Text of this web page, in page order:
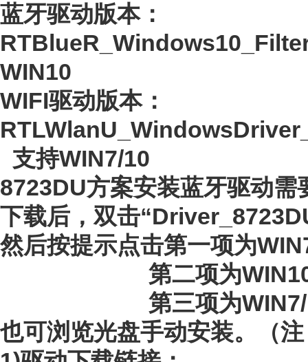
蓝牙驱动版本：
WIN10
WIFI驱动版本：
支持WIN7/10
8723DU方案安装蓝牙驱动需
下载后，双击
然后按提示点击第一项为
第二项为WIN10蓝
第三项为WIN7/10
也可浏览光盘手动安装。（